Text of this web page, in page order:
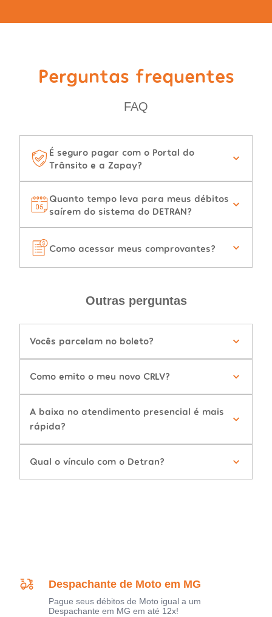
Perguntas frequentes
FAQ
É seguro pagar com o Portal do
Trânsito e a Zapay?
Quanto tempo leva para meus débitos
saírem do sistema do DETRAN?
Como acessar meus comprovantes?
Outras perguntas
Vocês parcelam no boleto?
Como emito o meu novo CRLV?
A baixa no atendimento presencial é mais
rápida?
Qual o vínculo com o Detran?
Despachante de Moto em MG
Pague seus débitos de Moto igual a um
Despachante em MG em até 12x!